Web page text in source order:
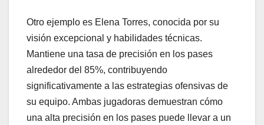
Otro ejemplo es Elena Torres, conocida por su
visión excepcional y habilidades técnicas.
Mantiene una tasa de precisión en los pases
alrededor del 85%, contribuyendo
significativamente a las estrategias ofensivas de
su equipo. Ambas jugadoras demuestran cómo
una alta precisión en los pases puede llevar a un